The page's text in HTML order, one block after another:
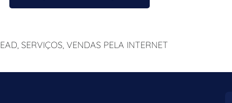
EAD, SERVIÇOS, VENDAS PELA INTERNET